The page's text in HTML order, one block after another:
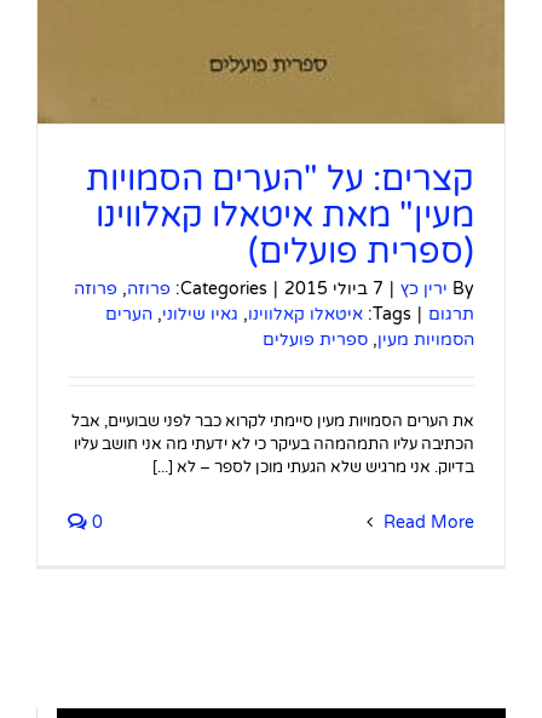
קצרים: על "הערים הסמויות
מעין" מאת איטאלו קאלווינו
(ספרית פועלים)
By ירין כץ | 7 ביולי 2015 |
Categories: פרוזה, פרוזה
תרגום |
Tags: איטאלו קאלווינו, גאיו שילוני, הערים
הסמויות מעין, ספרית פועלים
את הערים הסמויות מעין סיימתי לקרוא כבר לפני שבועיים, אבל
הכתיבה עליו התמהמהה בעיקר כי לא ידעתי מה אני חושב עליו
בדיוק. אני מרגיש שלא הגעתי מוכן לספר – לא [...]
Read More
0